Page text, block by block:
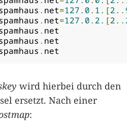
. net=127.0. 1. [2. . 99
. net=127.0. 2. [2. . 24
.
.
.
wird hierbei durch den
ersetzt. Nach einer
: